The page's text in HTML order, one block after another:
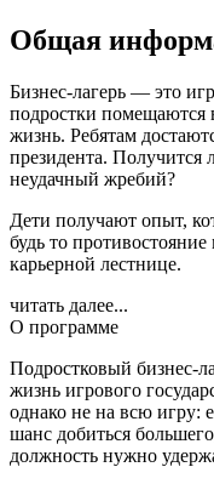
Общая
Бизнес-лагерь — это
подростки
жизнь. Ребятам
президента. Получится
неудачный жребий?
Дети получают опыт,
будь то
карьерной лестнице.
читать далее...
О программе
Подростковый бизнес-
жизнь игрового
однако не на всю игру:
шанс добиться
должность нужно